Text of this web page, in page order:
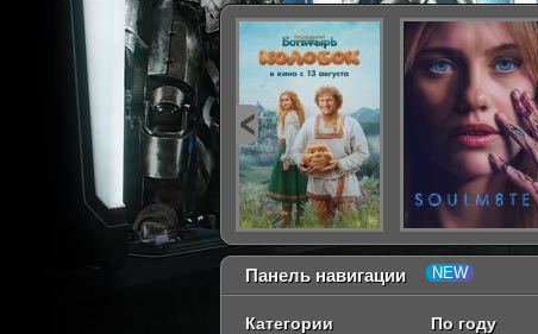
Панель навигации
Категории По году